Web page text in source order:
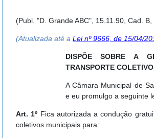
(Publ. "D. Grande ABC", 15.11.90, Cad. B,
(Atualizada até a Lei nº 9666, de 15/04/
DISPÕE SOBRE A
TRANSPORTE
A Câmara Municipal de
e eu promulgo a seguinte
Art. 1º Fica autorizada a condução
coletivos municipais para: